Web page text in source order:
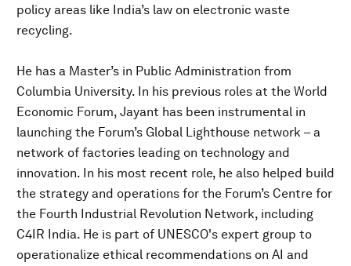
policy areas like India’s law on electronic waste
recycling.
He has a Master’s in Public Administration from
Columbia University. In his previous roles at the World
Economic Forum, Jayant has been instrumental in
launching the Forum’s Global Lighthouse network – a
network of factories leading on technology and
innovation. In his most recent role, he also helped build
the strategy and operations for the Forum’s Centre for
the Fourth Industrial Revolution Network, including
C4IR India. He is part of UNESCO's expert group to
operationalize ethical recommendations on AI and